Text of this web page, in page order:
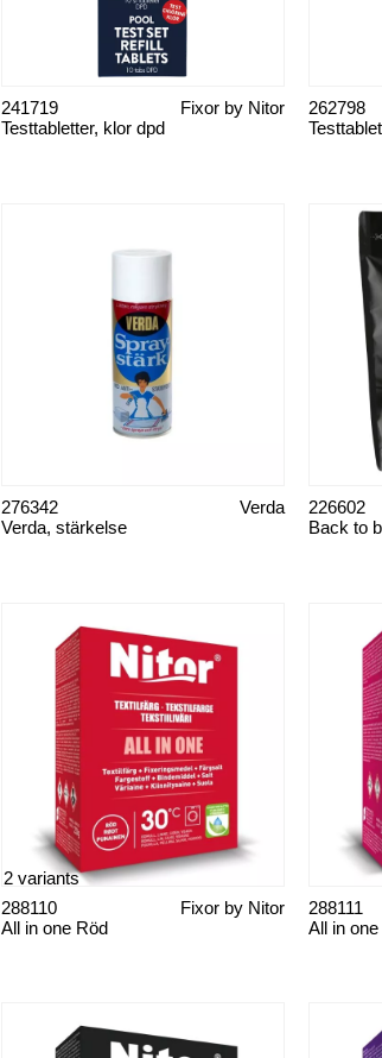
Testtabletter, klor dpd
Fixor by Nitor
241719 262798
Verda, stärkelse
Verda
276342
Back to
226602
All in one Röd
Fixor by Nitor
288110
2 variants
All in
288111